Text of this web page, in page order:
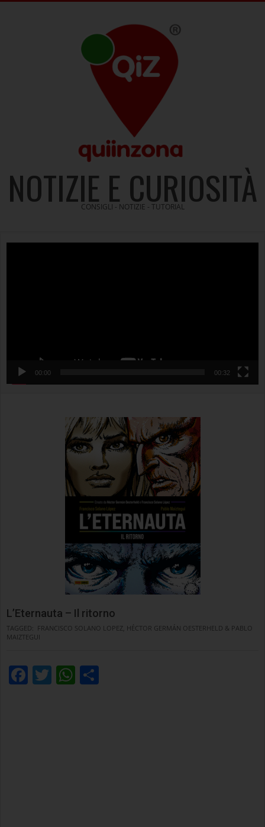
NOTIZIE E CURIOSITÀ
CONSIGLI - NOTIZIE - TUTORIAL
00:00 00:32
L’Eternauta – Il ritorno
TAGGED: FRANCISCO SOLANO LOPEZ, HÉCTOR GERMÁN OESTERHELD & PABLO
MAIZTEGUI
Facebook
TwitterWhatsApp